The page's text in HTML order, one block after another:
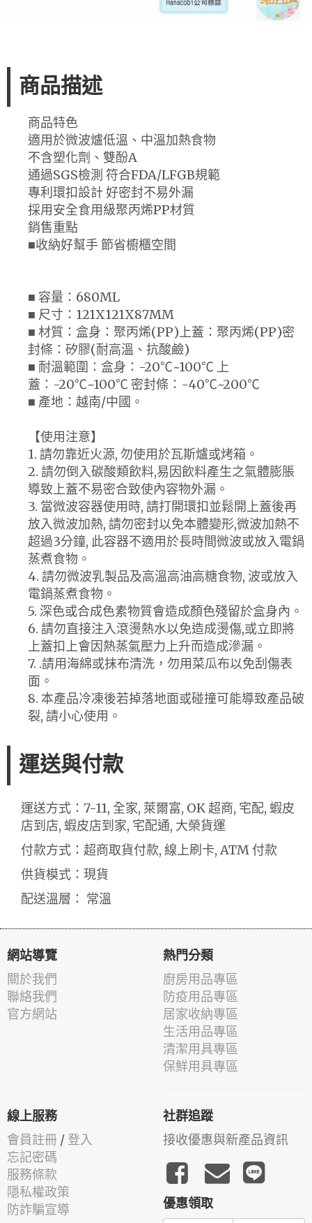
商品描述
商品特色
適用於微波爐低溫、中溫加熱食物
不含塑化劑、雙酚A
通過SGS檢測 符合FDA/LFGB規範
專利環扣設計 好密封不易外漏
採用安全食用級聚丙烯PP材質
銷售重點
■收納好幫手 節省櫥櫃空間
■ 容量：680ML
■ 尺寸：121X121X87MM
■ 材質：盒身：聚丙烯(PP)上蓋：聚丙烯(PP)密
封條：矽膠(耐高溫、抗酸鹼)
■ 耐溫範圍：盒身：-20℃~100℃ 上
蓋：-20℃~100℃ 密封條：-40℃~200℃
■ 產地：越南/中國。
【使用注意】
1. 請勿靠近火源, 勿使用於瓦斯爐或烤箱。
2. 請勿倒入碳酸類飲料,易因飲料產生之氣體膨脹
導致上蓋不易密合致使內容物外漏。
3. 當微波容器使用時, 請打開環扣並鬆開上蓋後再
放入微波加熱, 請勿密封以免本體變形,微波加熱不
超過3分鐘, 此容器不適用於長時間微波或放入電鍋
蒸煮食物。
4. 請勿微波乳製品及高溫高油高糖食物, 波或放入
電鍋蒸煮食物。
5. 深色或合成色素物質會造成顏色殘留於盒身內。
6. 請勿直接注入滾燙熱水以免造成燙傷,或立即將
上蓋扣上會因熱蒸氣壓力上升而造成滲漏。
7. .請用海綿或抹布清洗，勿用菜瓜布以免刮傷表
面。
8. 本產品冷凍後若掉落地面或碰撞可能導致產品破
裂, 請小心使用。
運送與付款
運送方式：7-11, 全家, 萊爾富, OK 超商, 宅配, 蝦皮
店到店, 蝦皮店到家, 宅配通, 大榮貨運
付款方式：超商取貨付款, 線上刷卡, ATM 付款
供貨模式：現貨
配送溫層： 常溫
網站導覽
關於我們
聯絡我們
官方網站
熱門分類
廚房用品專區
防疫用品專區
居家收納專區
生活用品專區
清潔用具專區
保鮮用具專區
線上服務
會員註冊 / 登入
忘記密碼
服務條款
隱私權政策
防詐騙宣導
社群追蹤
接收優惠與新產品資訊
優惠領取